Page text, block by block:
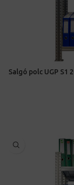
Salgó polc UGP S1